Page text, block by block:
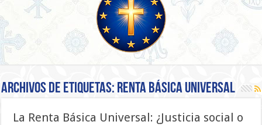
Archivos de etiquetas: Renta Básica Universal
La Renta Básica Universal: ¿Justicia social o